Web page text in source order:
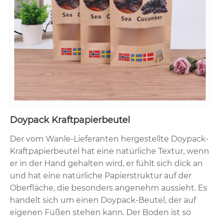
Doypack Kraftpapierbeutel
Der vom Wanle-Lieferanten hergestellte Doypack-
Kraftpapierbeutel hat eine natürliche Textur, wenn
er in der Hand gehalten wird, er fühlt sich dick an
und hat eine natürliche Papierstruktur auf der
Oberfläche, die besonders angenehm aussieht. Es
handelt sich um einen Doypack-Beutel, der auf
eigenen Füßen stehen kann. Der Boden ist so